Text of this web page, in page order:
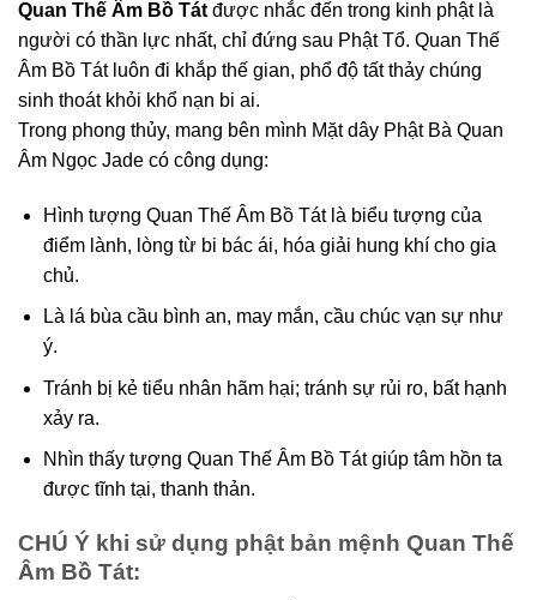
Quan Thế Âm Bồ Tát được nhắc đến trong kinh phật là
người có thần lực nhất, chỉ đứng sau Phật Tổ. Quan Thế
Âm Bồ Tát luôn đi khắp thế gian, phổ độ tất thảy chúng
sinh thoát khỏi khổ nạn bi ai.
Trong phong thủy, mang bên mình Mặt dây Phật Bà Quan
Âm Ngọc Jade có công dụng:
Hình tượng Quan Thế Âm Bồ Tát là biểu tượng của
điểm lành, lòng từ bi bác ái, hóa giải hung khí cho gia
chủ.
Là lá bùa cầu bình an, may mắn, cầu chúc vạn sự như
ý.
Tránh bị kẻ tiểu nhân hãm hại; tránh sự rủi ro, bất hạnh
xảy ra.
Nhìn thấy tượng Quan Thế Âm Bồ Tát giúp tâm hồn ta
được tĩnh tại, thanh thản.
CHÚ Ý khi sử dụng phật bản mệnh Quan Thế
Âm Bồ Tát: